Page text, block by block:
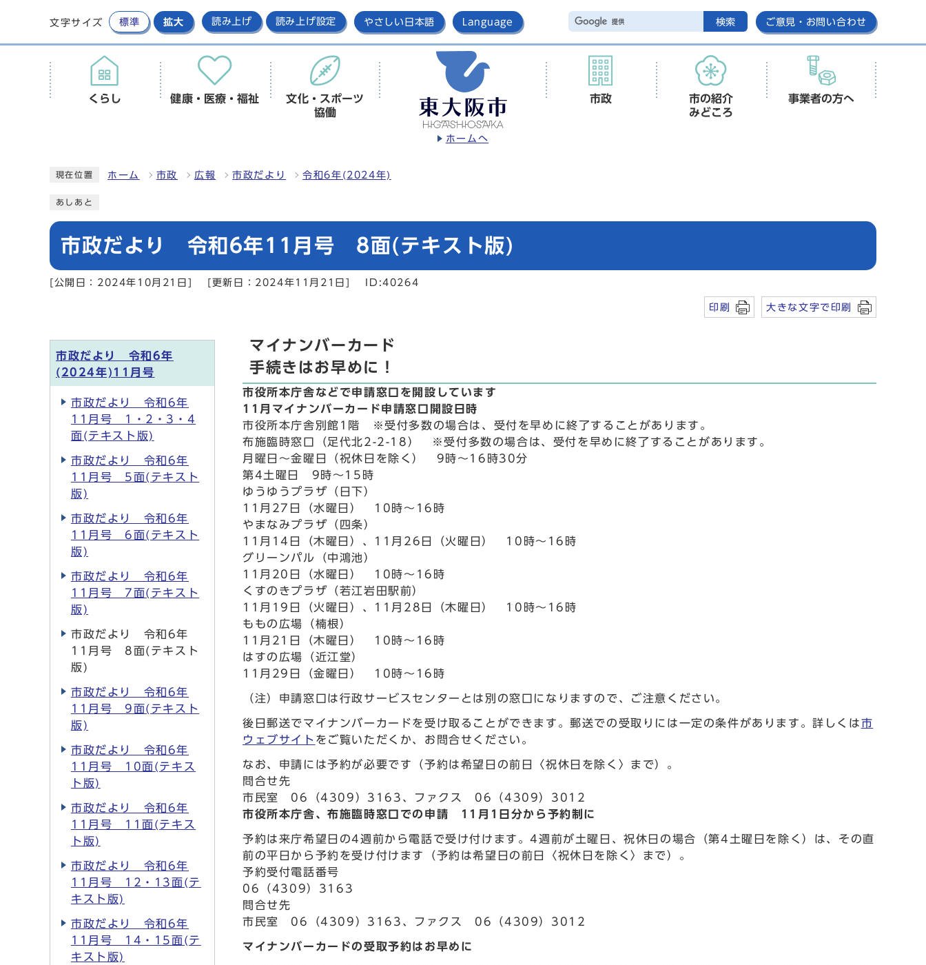
文字サイズ 標準 拡大 読み上げ 読み上げ設定 やさしい日本語 Language 検索 ご意見・お問い合わせ
ホームへ
くらし 健康・医療・福祉
文化・スポーツ
協働
市政
市の紹介
みどころ
事業者の方へ
現在位置 ホーム 市政 広報 市政だより 令和6年(2024年)
あしあと
市政だより 令和6年11月号 8面(テキスト版)
[公開日：2024年10月21日] [更新日：2024年11月21日] ID:40264
印刷 大きな文字で印刷
マイナンバーカード
手続きはお早めに！
市役所本庁舎などで申請窓口を開設しています
11月マイナンバーカード申請窓口開設日時
市役所本庁舎別館1階 ※受付多数の場合は、受付を早めに終了することがあります。
布施臨時窓口（足代北2-2-18） ※受付多数の場合は、受付を早めに終了することがあります。
月曜日～金曜日（祝休日を除く） 9時～16時30分
第4土曜日 9時～15時
ゆうゆうプラザ（日下）
11月27日（水曜日） 10時～16時
やまなみプラザ（四条）
11月14日（木曜日）、11月26日（火曜日） 10時～16時
グリーンパル（中鴻池）
11月20日（水曜日） 10時～16時
くすのきプラザ（若江岩田駅前）
11月19日（火曜日）、11月28日（木曜日） 10時～16時
ももの広場（楠根）
11月21日（木曜日） 10時～16時
はすの広場（近江堂）
11月29日（金曜日） 10時～16時
（注）申請窓口は行政サービスセンターとは別の窓口になりますので、ご注意ください。
後日郵送でマイナンバーカードを受け取ることができます。郵送での受取りには一定の条件があります。詳しくは市
ウェブサイト をご覧いただくか、お問合せください。
なお、申請には予約が必要です（予約は希望日の前日〈祝休日を除く〉まで）。
問合せ先
市民室 06（4309）3163、ファクス 06（4309）3012
市役所本庁舎、布施臨時窓口での申請 11月1日分から予約制に
予約は来庁希望日の4週前から電話で受け付けます。4週前が土曜日、祝休日の場合（第4土曜日を除く）は、その直
前の平日から予約を受け付けます（予約は希望日の前日〈祝休日を除く〉まで）。
予約受付電話番号
06（4309）3163
問合せ先
市民室 06（4309）3163、ファクス 06（4309）3012
マイナンバーカードの受取予約はお早めに
市政だより 令和6年
(2024年)11月号
市政だより 令和6年
11月号 1・2・3・4
面(テキスト版)
市政だより 令和6年
11月号 5面(テキスト
版)
市政だより 令和6年
11月号 6面(テキスト
版)
市政だより 令和6年
11月号 7面(テキスト
版)
市政だより 令和6年
11月号 8面(テキスト
版)
市政だより 令和6年
11月号 9面(テキスト
版)
市政だより 令和6年
11月号 10面(テキス
ト版)
市政だより 令和6年
11月号 11面(テキス
ト版)
市政だより 令和6年
11月号 12・13面(テ
キスト版)
市政だより 令和6年
11月号 14・15面(テ
キスト版)